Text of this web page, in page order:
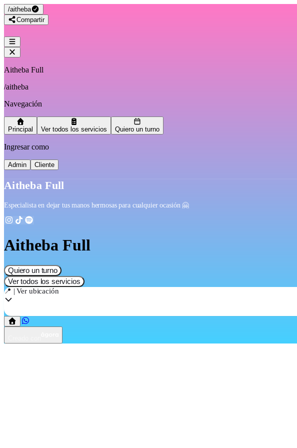
/aitheba
Compartir
Aitheba Full
/aitheba
Navegación
Principal Ver todos los servicios Quiero un turno
Ingresar como
Admin Cliente
Aitheba Full
Especialista en dejar tus manos hermosas para cualquier ocasión 🤗
Aitheba Full
Quiero un turno
Ver todos los servicios
📍 | Ver ubicación